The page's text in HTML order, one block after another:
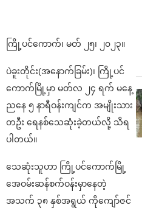
ကြို့ပင်ကောက်၊ မတ် ၂၅၊ ၂၀၂၃။
ပဲခူးတိုင်း(အနောက်ခြမ်း)၊ ကြို့ပင်
ကောက်မြို့မှာ မတ်လ ၂၄ ရက် မနေ့
ညနေ ၅ နာရီဝန်းကျင်က အမျိုးသား
တဦး ရေနစ်သေဆုံးခဲ့တယ်လို့ သိရ
ပါတယ်။
သေဆုံးသူဟာ ကြို့ပင်ကောက်မြို့
အေဝမ်းဆန်စက်ဝန်းမှာနေတဲ့
အသက် ၃၈ နှစ်အရွယ် ကိုကျော်ဇင်